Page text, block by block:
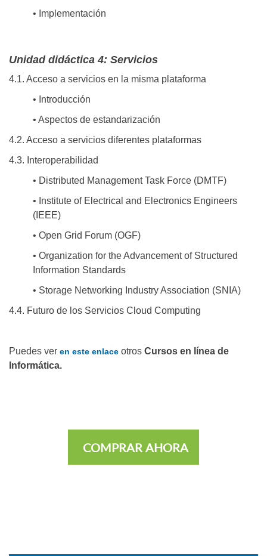
• Implementación
Unidad didáctica 4: Servicios
4.1. Acceso a servicios en la misma plataforma
• Introducción
• Aspectos de estandarización
4.2. Acceso a servicios diferentes plataformas
4.3. Interoperabilidad
• Distributed Management Task Force (DMTF)
• Institute of Electrical and Electronics Engineers
(IEEE)
• Open Grid Forum (OGF)
• Organization for the Advancement of Structured
Information Standards
• Storage Networking Industry Association (SNIA)
4.4. Futuro de los Servicios Cloud Computing
Puedes ver en este enlace otros Cursos en línea de
Informática.
COMPRAR AHORA